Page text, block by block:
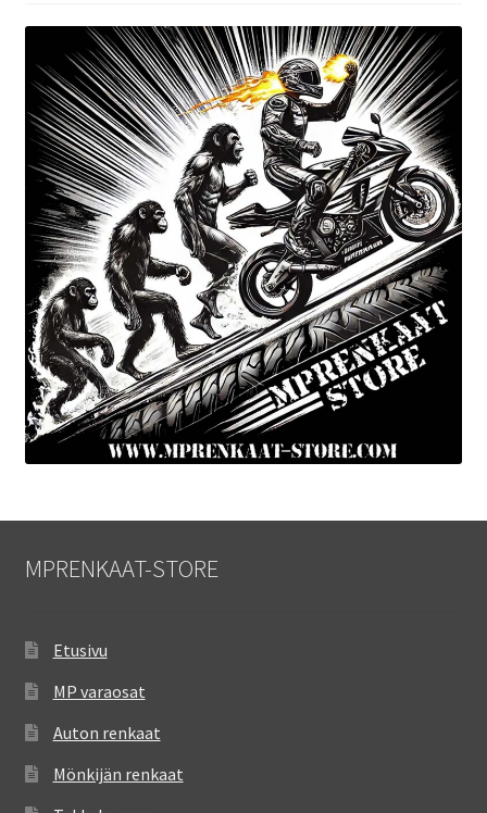
MPRENKAAT-STORE
Etusivu
MP varaosat
Auton renkaat
Mönkijän renkaat